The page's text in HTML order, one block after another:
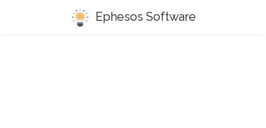
Ephesos Software